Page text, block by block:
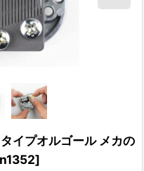
イプオルゴール メカの
]